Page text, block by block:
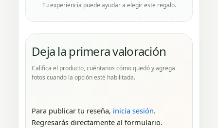
Tu experiencia puede ayudar a elegir este regalo.
Deja la primera valoración
Califica el producto, cuéntanos cómo quedó y agrega
fotos cuando la opción esté habilitada.
Para publicar tu reseña, inicia sesión.
Regresarás directamente al formulario.